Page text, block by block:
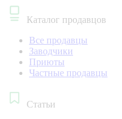
Каталог продавцов
Все продавцы
Заводчики
Приюты
Частные продавцы
Статьи